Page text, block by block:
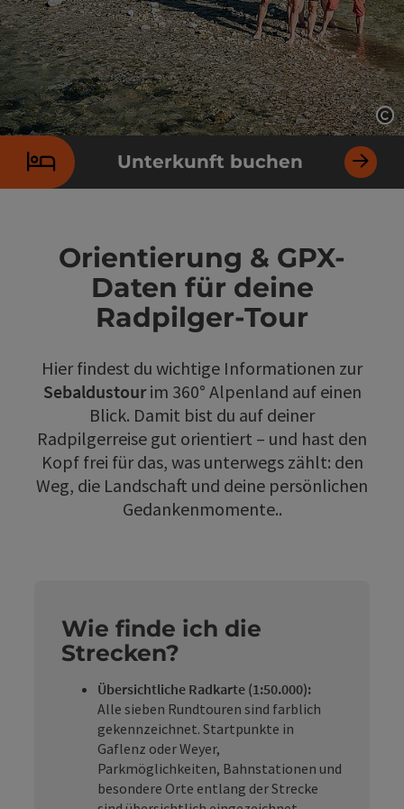
Unterkunft buchen
Orientierung & GPX-
Daten für deine
Radpilger-Tour
Hier findest du wichtige Informationen zur
Sebaldustourim 360° Alpenland auf einen
Blick. Damit bist du auf deiner
Radpilgerreise gut orientiert – und hast den
Kopf frei für das, was unterwegs zählt: den
Weg, die Landschaft und deine persönlichen
Gedankenmomente..
Wie finde ich die
Strecken?
Übersichtliche Radkarte (1:50.000):
Alle sieben Rundtouren sind farblich
gekennzeichnet. Startpunkte in
Gaflenz oder Weyer,
Parkmöglichkeiten, Bahnstationen und
besondere Orte entlang der Strecke